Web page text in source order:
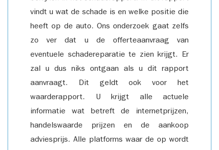
vindt u wat de schade is en welke positie die
heeft op de auto. Ons onderzoek gaat zelfs
zo ver dat u de offerteaanvraag van
eventuele schadereparatie te zien krijgt. Er
zal u dus niks ontgaan als u dit rapport
aanvraagt. Dit geldt ook voor het
waarderapport. U krijgt alle actuele
informatie wat betreft de internetprijzen,
handelswaarde prijzen en de aankoop
adviesprijs. Alle platforms waar de op wordt